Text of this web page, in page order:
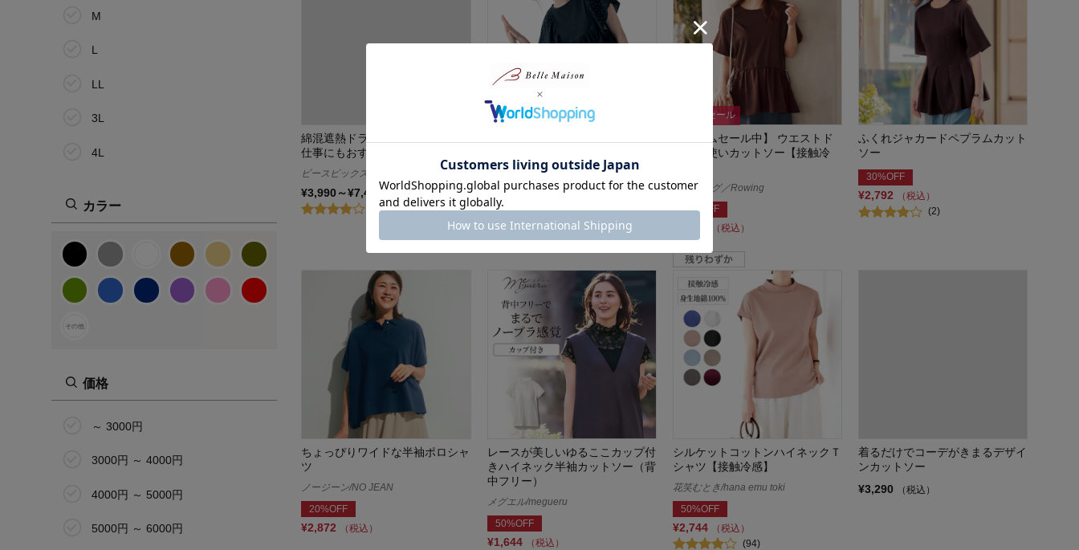
M
L
LL
3L
4L
6L
その他
カラー
その他
価格
～ 3000円
3000円 ～ 4000円
4000円 ～ 5000円
5000円 ～ 6000円
綿混遮熱ドライポロシャツ 【お
仕事にもおすすめ】
ビースピックス/bspix
¥3,990～¥7,480（税込）
(29)
¥1,769～¥2,359
(10)
タイムセール
【タイムセール中】 ウエストド
ロスト使いカットソー【接触冷
ロウイング／Rowing
40%OFF
（税込）
ふくれジャカードペプラムカット
ソー
30%OFF
¥2,792
（税込）
(2)
ちょっぴりワイドな半袖ポロシャ
ツ
ノージーン/NO JEAN
20%OFF
¥2,872 （税込）
レースが美しいゆるここカップ付
きハイネック半袖カットソー（背
中フリー）
メグエル/megueru
50%OFF
¥1,644
（税込）
シルケットコットンハイネックＴ
シャツ【接触冷感】
花笑むとき/hana emu toki
50%OFF
¥2,744
（税込）
(94)
着るだけでコーデがきまるデザイ
ンカットソー
¥3,290
（税込）